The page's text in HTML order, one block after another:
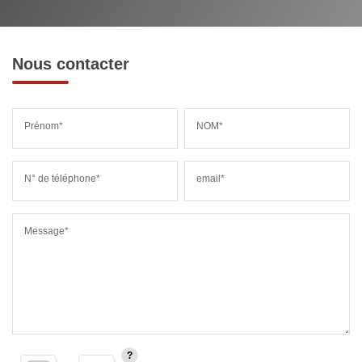
Nous contacter
Prénom* NOM*
N° de téléphone* email*
Message*